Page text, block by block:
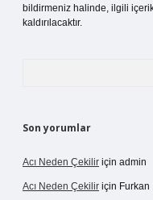
bildirmeniz halinde, ilgili
kaldırılacaktır.
Son yorumlar
Acı Neden Çekilir için admin
Acı Neden Çekilir için Furkan